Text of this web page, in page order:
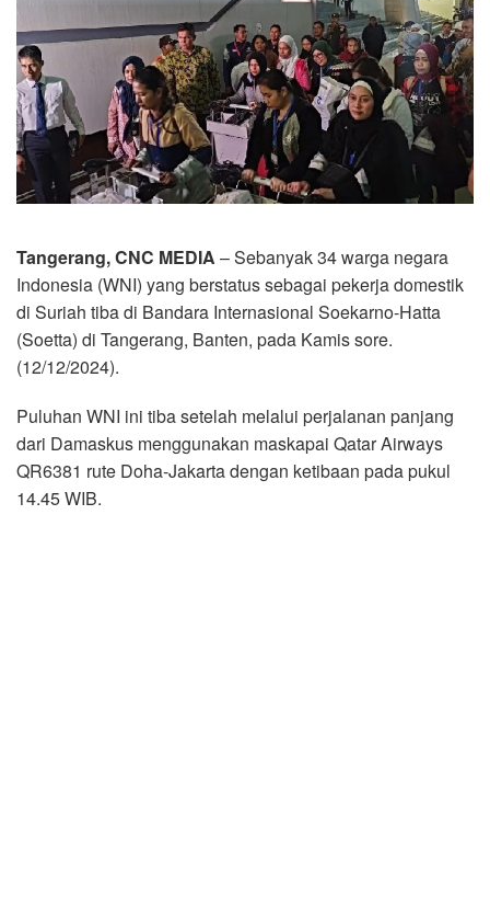
Tangerang, CNC MEDIA – Sebanyak 34 warga negara
Indonesia (WNI) yang berstatus sebagai pekerja domestik
di Suriah tiba di Bandara Internasional Soekarno-Hatta
(Soetta) di Tangerang, Banten, pada Kamis sore.
(12/12/2024).
Puluhan WNI ini tiba setelah melalui perjalanan panjang
dari Damaskus menggunakan maskapai Qatar Airways
QR6381 rute Doha-Jakarta dengan ketibaan pada pukul
14.45 WIB.